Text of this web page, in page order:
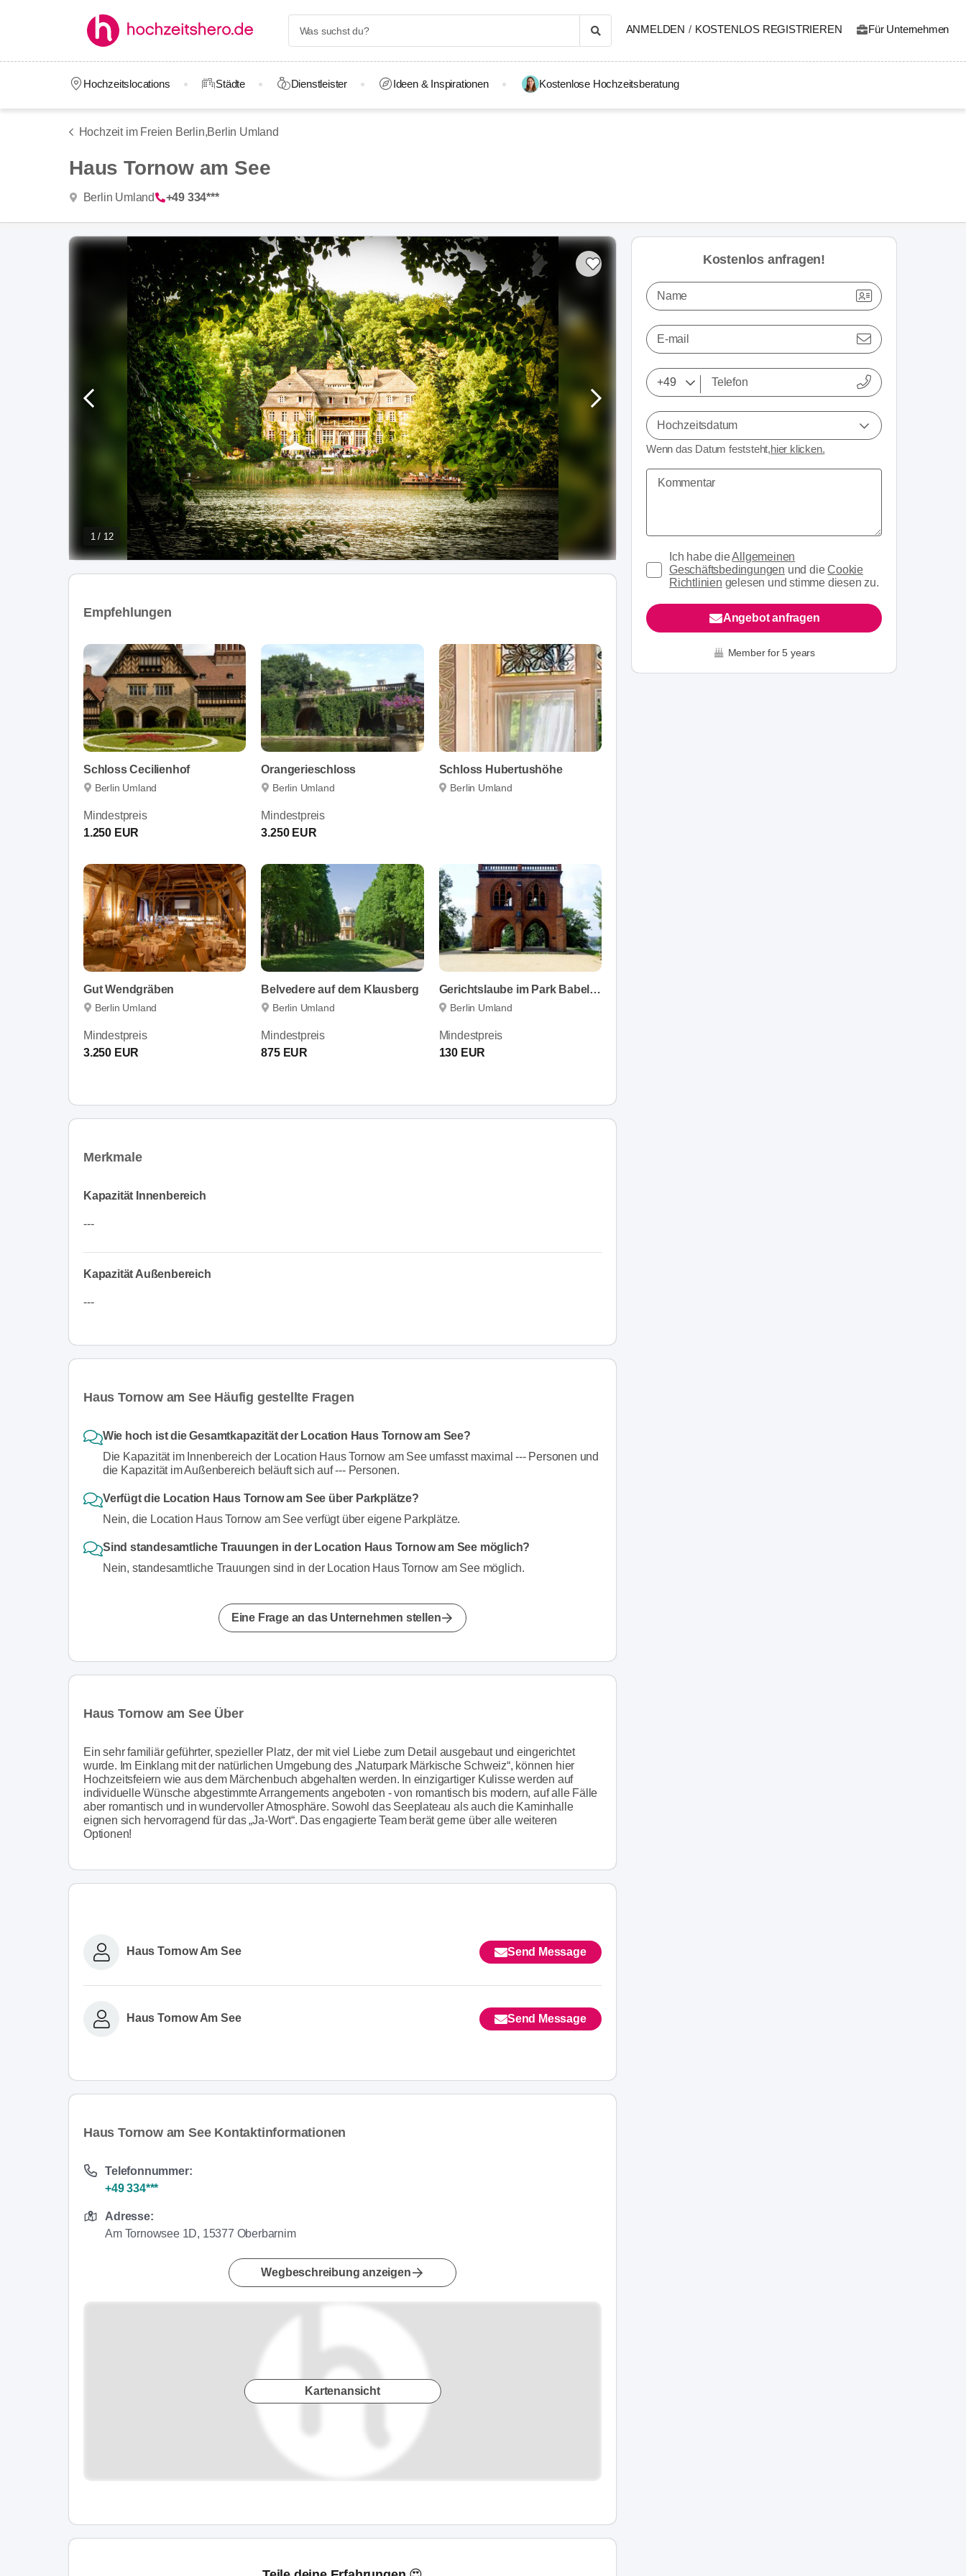
ANMELDEN / KOSTENLOS REGISTRIEREN Für Unternehmen
Hochzeitslocations Städte Dienstleister Ideen & Inspirationen Kostenlose Hochzeitsberatung
Hochzeit im Freien Berlin,Berlin Umland
Haus Tornow am See
Berlin Umland +49 334***
1 / 12
Empfehlungen
Schloss Cecilienhof
Berlin Umland
Mindestpreis
1.250 EUR
Orangerieschloss
Berlin Umland
Mindestpreis
3.250 EUR
Schloss Hubertushöhe
Berlin Umland
Gut Wendgräben
Berlin Umland
Mindestpreis
3.250 EUR
Belvedere auf dem Klausberg
Berlin Umland
Mindestpreis
875 EUR
Gerichtslaube im Park Babelsberg
Berlin Umland
Mindestpreis
130 EUR
Merkmale
Kapazität Innenbereich
---
Kapazität Außenbereich
---
Haus Tornow am See Häufig gestellte Fragen
Wie hoch ist die Gesamtkapazität der Location Haus Tornow am See?
Die Kapazität im Innenbereich der Location Haus Tornow am See umfasst maximal --- Personen und
die Kapazität im Außenbereich beläuft sich auf --- Personen.
Verfügt die Location Haus Tornow am See über Parkplätze?
Nein, die Location Haus Tornow am See verfügt über eigene Parkplätze.
Sind standesamtliche Trauungen in der Location Haus Tornow am See möglich?
Nein, standesamtliche Trauungen sind in der Location Haus Tornow am See möglich.
Eine Frage an das Unternehmen stellen
Haus Tornow am See Über
Ein sehr familiär geführter, spezieller Platz, der mit viel Liebe zum Detail ausgebaut und eingerichtet
wurde. Im Einklang mit der natürlichen Umgebung des „Naturpark Märkische Schweiz“, können hier
Hochzeitsfeiern wie aus dem Märchenbuch abgehalten werden. In einzigartiger Kulisse werden auf
individuelle Wünsche abgestimmte Arrangements angeboten - von romantisch bis modern, auf alle Fälle
aber romantisch und in wundervoller Atmosphäre. Sowohl das Seeplateau als auch die Kaminhalle
eignen sich hervorragend für das „Ja-Wort“. Das engagierte Team berät gerne über alle weiteren
Optionen!
Haus Tornow Am See Send Message
Haus Tornow Am See Send Message
Haus Tornow am See Kontaktinformationen
Telefonnummer:
+49 334***
Adresse:
Am Tornowsee 1D, 15377 Oberbarnim
Wegbeschreibung anzeigen
Kartenansicht
Kostenlos anfragen!
Name
E-mail
Hochzeitsdatum
Wenn das Datum feststeht,hier klicken.
Ich habe dieAllgemeinen
Geschäftsbedingungen und dieCookie
Richtlinien gelesen und stimme diesen zu.
Angebot anfragen
Member for 5 years